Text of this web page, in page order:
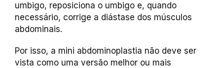
umbigo, reposiciona o umbigo e, quando
necessário, corrige a diástase dos músculos
abdominais.
Por isso, a mini abdominoplastia não deve ser
vista como uma versão melhor ou mais